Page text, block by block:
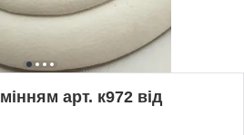
арт. к972 від